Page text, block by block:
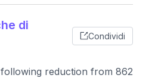
di
Condividi
reduction from 862